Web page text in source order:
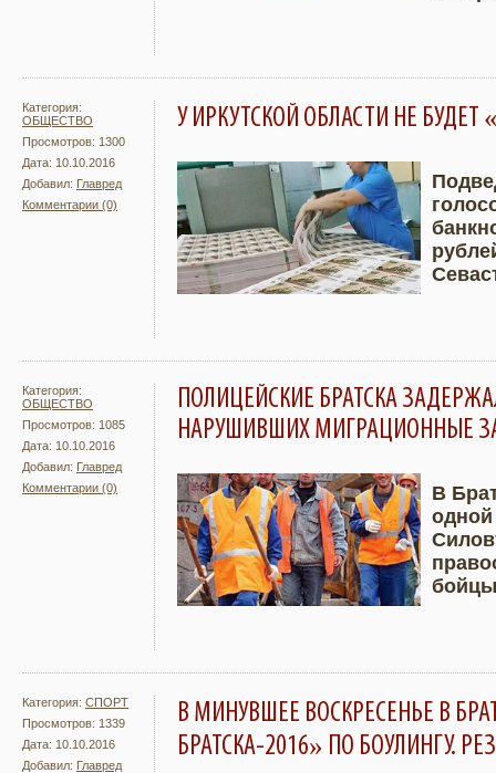
Категория:
ОБЩЕСТВО
Просмотров: 1300
Дата: 10.10.2016
Добавил: Главред
Комментарии (0)
У ИРКУТСКОЙ ОБЛАСТИ НЕ БУДЕТ
Подробнее
Категория:
ОБЩЕСТВО
Просмотров: 1085
Дата: 10.10.2016
Добавил: Главред
Комментарии (0)
ПОЛИЦЕЙСКИЕ БРАТСКА
НАРУШИВШИХ МИГРАЦИОННЫЕ
Подробнее
В
одной
Категория: СПОРТ
Просмотров: 1339
Дата: 10.10.2016
Добавил: Главред
В МИНУВШЕЕ ВОСКРЕСЕНЬЕ В
БРАТСКА-2016» ПО БОУЛИНГУ.